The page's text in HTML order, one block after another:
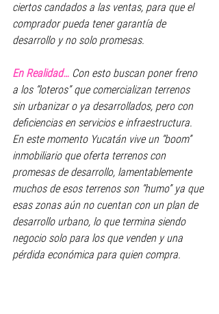
ciertos candados a las ventas, para que el
comprador pueda tener garantía de
desarrollo y no solo promesas.
En Realidad… Con esto buscan poner freno
a los “loteros” que comercializan terrenos
sin urbanizar o ya desarrollados, pero con
deficiencias en servicios e infraestructura.
En este momento Yucatán vive un “boom”
inmobiliario que oferta terrenos con
promesas de desarrollo, lamentablemente
muchos de esos terrenos son “humo” ya que
esas zonas aún no cuentan con un plan de
desarrollo urbano, lo que termina siendo
negocio solo para los que venden y una
pérdida económica para quien compra.